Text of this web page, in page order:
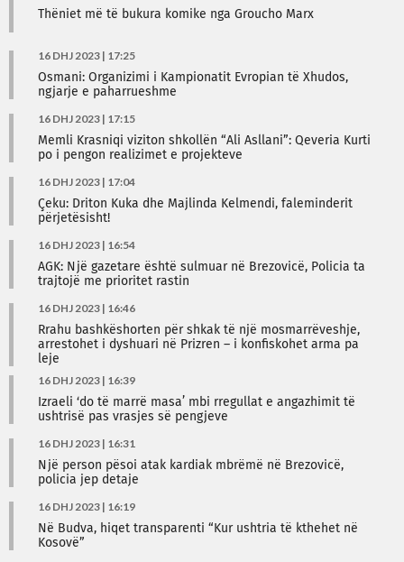
Thëniet më të bukura komike nga Groucho Marx
16 DHJ 2023 | 17:25
Osmani: Organizimi i Kampionatit Evropian të Xhudos,
ngjarje e paharrueshme
16 DHJ 2023 | 17:15
Memli Krasniqi viziton shkollën “Ali Asllani”: Qeveria Kurti
po i pengon realizimet e projekteve
16 DHJ 2023 | 17:04
Çeku: Driton Kuka dhe Majlinda Kelmendi, faleminderit
përjetësisht!
16 DHJ 2023 | 16:54
AGK: Një gazetare është sulmuar në Brezovicë, Policia ta
trajtojë me prioritet rastin
16 DHJ 2023 | 16:46
Rrahu bashkëshorten për shkak të një mosmarrëveshje,
arrestohet i dyshuari në Prizren – i konfiskohet arma pa
leje
16 DHJ 2023 | 16:39
Izraeli ‘do të marrë masa’ mbi rregullat e angazhimit të
ushtrisë pas vrasjes së pengjeve
16 DHJ 2023 | 16:31
Një person pësoi atak kardiak mbrëmë në Brezovicë,
policia jep detaje
16 DHJ 2023 | 16:19
Në Budva, hiqet transparenti “Kur ushtria të kthehet në
Kosovë”